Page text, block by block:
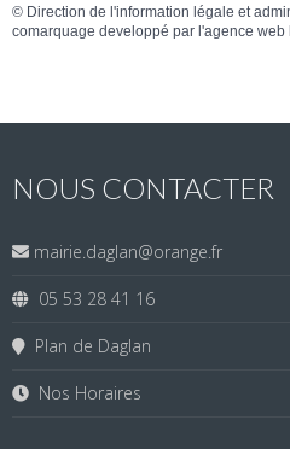
© Direction de l'information légale et
comarquage developpé par l'agence web
NOUS CONTACTER
mairie.daglan@orange.fr
05 53 28 41 16
Plan de Daglan
Nos Horaires